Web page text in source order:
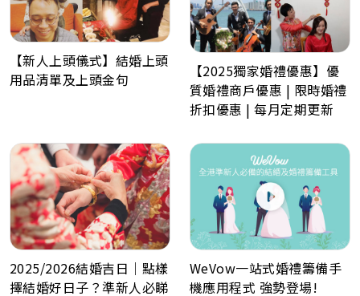
【新人上頭儀式】結婚上頭
用品清單及上頭金句
【2025獨家婚禮優惠】優
質婚禮商戶優惠 | 限時婚禮
折扣優惠 | 每月定期更新
2025/2026結婚吉日｜點樣
擇結婚好日子？準新人必睇
WeVow一站式婚禮籌備手
機應用程式 強勢登場!